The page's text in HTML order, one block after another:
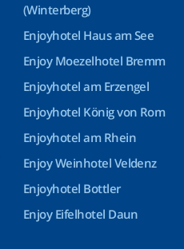
(Winterberg)
Enjoyhotel Haus am See
Enjoy Moezelhotel Bremm
Enjoyhotel am Erzengel
Enjoyhotel König von Rom
Enjoyhotel am Rhein
Enjoy Weinhotel Veldenz
Enjoyhotel Bottler
Enjoy Eifelhotel Daun